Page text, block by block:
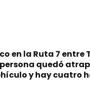
en la Ruta 7 entre
quedó
y hay cuatro